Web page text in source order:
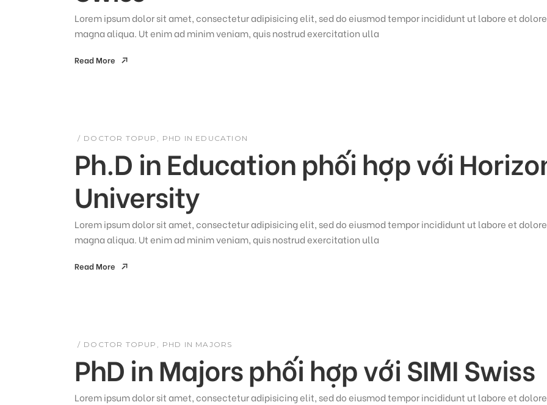
Lorem ipsum dolor sit amet, consectetur adipisicing elit, sed do eiusmod tempor incididunt ut labore et dolore
magna aliqua. Ut enim ad minim veniam, quis nostrud exercitation ulla
Read More
DOCTOR TOPUP PHD IN EDUCATION
Ph.D in Education phối hợp với
University
Lorem ipsum dolor sit amet, consectetur adipisicing elit, sed do eiusmod tempor incididunt ut labore et dolore
magna aliqua. Ut enim ad minim veniam, quis nostrud exercitation ulla
Read More
DOCTOR TOPUP PHD IN MAJORS
PhD in Majors phối hợp với SIMI Swiss
Lorem ipsum dolor sit amet, consectetur adipisicing elit, sed do eiusmod tempor incididunt ut labore et dolore